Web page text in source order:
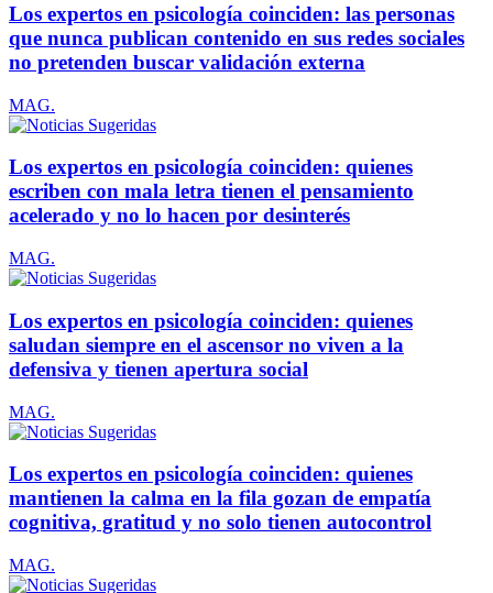
Los expertos en psicología coinciden: las personas
que nunca publican contenido en sus redes sociales
no pretenden buscar validación externa
MAG.
Los expertos en psicología coinciden: quienes
escriben con mala letra tienen el pensamiento
acelerado y no lo hacen por desinterés
MAG.
Los expertos en psicología coinciden: quienes
saludan siempre en el ascensor no viven a la
defensiva y tienen apertura social
MAG.
Los expertos en psicología coinciden: quienes
mantienen la calma en la fila gozan de empatía
cognitiva, gratitud y no solo tienen autocontrol
MAG.